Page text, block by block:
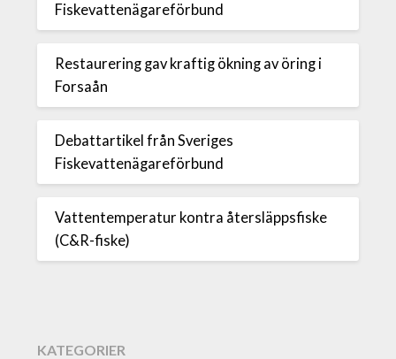
Fiskevattenägareförbund
Restaurering gav kraftig ökning av öring i
Forsaån
Debattartikel från Sveriges
Fiskevattenägareförbund
Vattentemperatur kontra återsläppsfiske
(C&R-fiske)
KATEGORIER